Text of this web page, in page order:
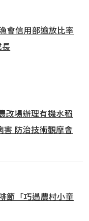
會信用部逾放比率
改場辦理有機水稻
害 防治技術觀摩會
節「巧遇農村小童